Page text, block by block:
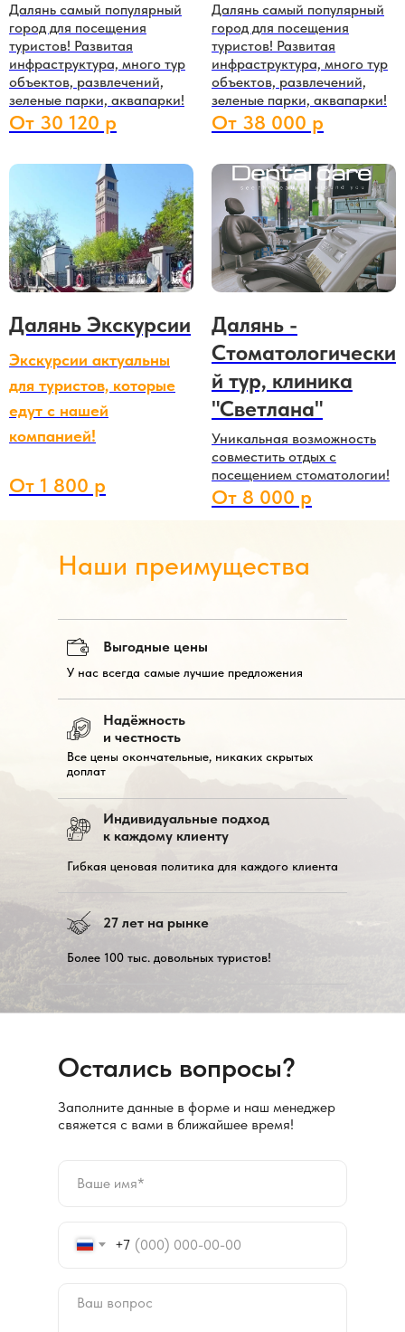
Далянь самый популярный
город для посещения
туристов! Развитая
инфраструктура, много тур
объектов, развлечений,
зеленые парки, аквапарки!
От 30 120 р
Далянь самый популярный
город для посещения
туристов! Развитая
инфраструктура, много тур
объектов, развлечений,
зеленые парки, аквапарки!
От 38 000 р
Далянь Экскурсии
Экскурсии актуальны
для туристов, которые
едут с нашей
компанией!
От 1 800 р
Далянь -
Стоматологически
й тур, клиника
"Светлана"
Уникальная возможность
совместить отдых с
посещением стоматологии!
От 8 000 р
Наши преимущества
Выгодные цены
27 лет на рынке
Надёжность
и честность
Индивидуальные подход
к каждому клиенту
У нас всегда самые лучшие предложения
Все цены окончательные, никаких скрытых
доплат
Гибкая ценовая политика для каждого клиента
Более 100 тыс. довольных туристов!
Остались вопросы?
Заполните данные в форме и наш менеджер
свяжется с вами в ближайшее время!
+7